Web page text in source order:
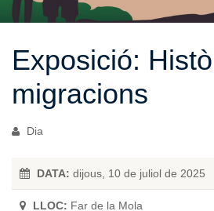
Exposició:
migracions
Dia
DATA: dijous, 10 de juliol de 2025
LLOC: Far de la Mola